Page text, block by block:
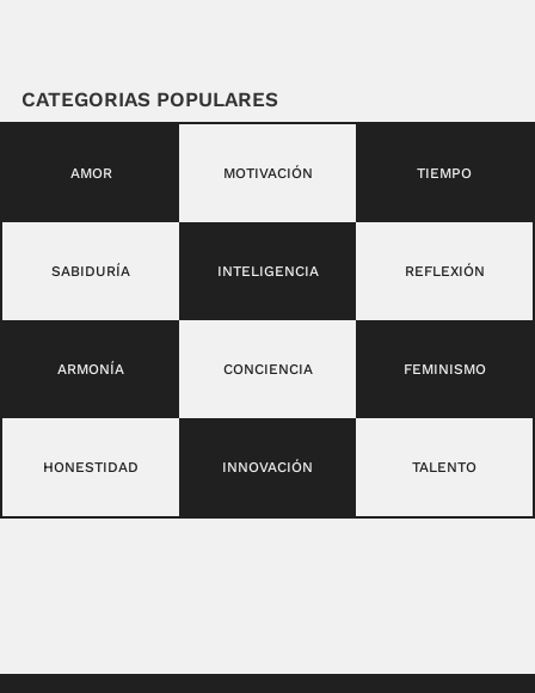
CATEGORIAS POPULARES
AMOR MOTIVACIÓN TIEMPO
SABIDURÍA INTELIGENCIA REFLEXIÓN
ARMONÍA CONCIENCIA FEMINISMO
HONESTIDAD INNOVACIÓN TALENTO